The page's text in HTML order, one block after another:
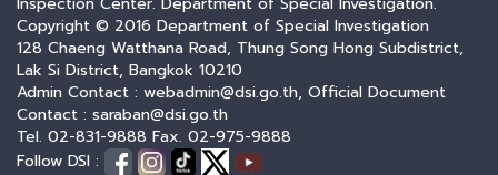
Copyright © 2016 Department of Special Investigation
128 Chaeng Watthana Road, Thung Song Hong Subdistrict,
Lak Si District, Bangkok 10210
Admin Contact : webadmin@dsi.go.th, Official Document
Contact : saraban@dsi.go.th
Tel. 02-831-9888 Fax. 02-975-9888
Follow DSI :